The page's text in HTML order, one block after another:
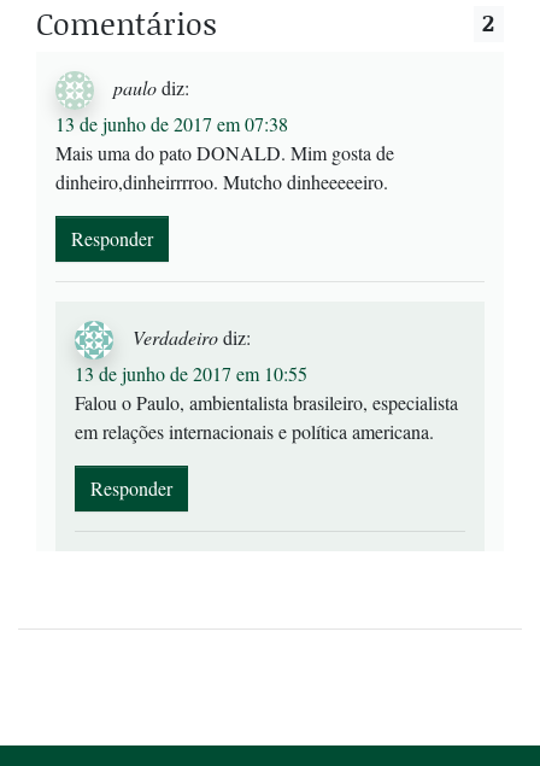
Comentários 2
paulodiz:
13 de junho de 2017 em 07:38
Mais uma do pato DONALD. Mim gosta de
dinheiro,dinheirrrroo. Mutcho dinheeeeeiro.
Responder
Verdadeirodiz:
13 de junho de 2017 em 10:55
Falou o Paulo, ambientalista brasileiro, especialista
em relações internacionais e política americana.
Responder